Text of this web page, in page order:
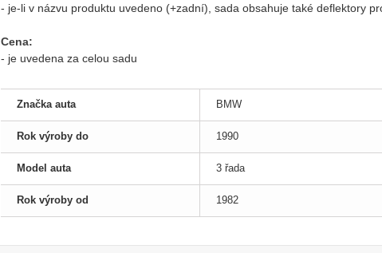
- je-li v názvu produktu uvedeno (+zadní), sada obsahuje také deflektory
Cena:
- je uvedena za celou sadu
Značka auta BMW
Rok výroby do 1990
Model auta 3 řada
Rok výroby od 1982